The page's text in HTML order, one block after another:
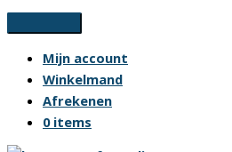
Ga
naar
inhoud
Mijn account
Winkelmand
Afrekenen
0 items